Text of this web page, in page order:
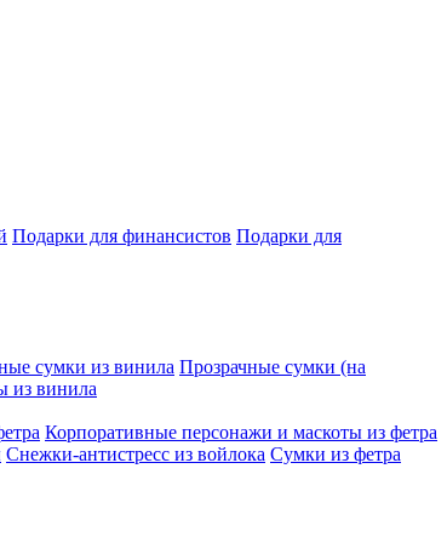
Подарки для финансистов Подарки для
сумки из винила Прозрачные сумки (на
из винила
Корпоративные персонажи и маскоты из фетра
Снежки-антистресс из войлока Сумки из фетра